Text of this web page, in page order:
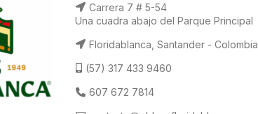
Carrera 7 # 5-54
Una cuadra abajo del Parque Principal
Floridablanca, Santander - Colombia
(57) 317 433 9460
607 672 7814